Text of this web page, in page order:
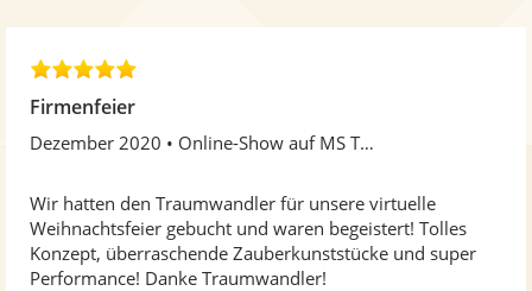
5
v
5
t
Firmenfeier
Dezember 2020 Online-Show auf MS Teams
Wir hatten den Traumwandler für unsere virtuelle
Weihnachtsfeier gebucht und waren begeistert! Tolles
Konzept, überraschende Zauberkunststücke und super
Performance! Danke Traumwandler!